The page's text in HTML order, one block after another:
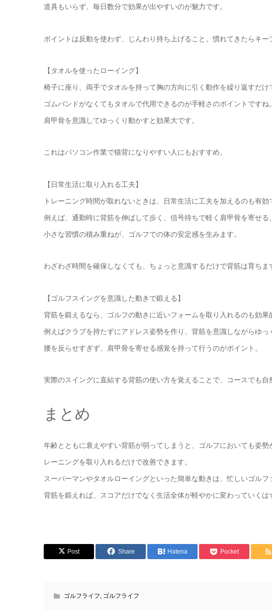
道具もいらず、毎日数分で効果が出やすいのが魅力です。
ポイントは反動を使わず、じんわり持ち上げること。慣れてきたらキー
【タオルを使ったローイング】
椅子に座り、両手でタオルを持って胸の方向に引く動作を繰り返すだけ
ゴムバンドがなくてもタオルで代用できるのが手軽さのポイントですね。
肩甲骨を意識してゆっくり動かすと効果大です。
これはパソコン作業で猫背になりやすい人にもおすすめ。
【日常生活に取り入れる工夫】
トレーニング時間が取れないときは、日常生活に工夫を加えるのも有効
例えば、通勤時に背筋を伸ばして歩く、信号待ちで軽く肩甲骨を寄せる
小さな習慣の積み重ねが、ゴルフでの体の安定感を生みます。
わざわざ時間を確保しなくても、ちょっと意識するだけで背筋は育ちま
【ゴルフスイングを意識した動きで鍛える】
背筋を鍛えるなら、ゴルフの動きに近いフォームを取り入れるのも効果
例えばクラブを持たずにアドレス姿勢を作り、背筋を意識しながらゆ
腰を反らせすぎず、肩甲骨を寄せる感覚を持って行うのがポイント。
実際のスイングに直結する背筋の使い方を覚えることで、コースでも自
まとめ
年齢とともに衰えやすい背筋が弱ってしまうと、ゴルフにおいても姿
レーニングを取り入れるだけで改善できます。
スーパーマンやタオルローイングといった簡単な動きは、忙しいゴルフ
背筋を鍛えれば、スコアだけでなく生活全体が軽やかに変わっていくは
Post Share Hatena Pocket
ゴルフライフ, ゴルフライフ